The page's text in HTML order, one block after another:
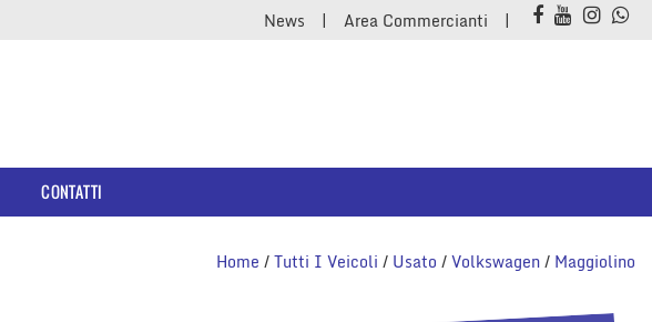
News Area Commercianti
CONTATTI
Home /Tutti I Veicoli / Usato /Volkswagen/ Maggiolino